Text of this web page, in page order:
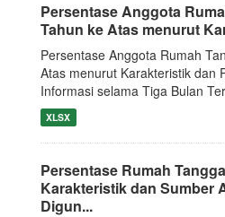
Persentase Anggota
Tahun ke Atas menurut
Persentase Anggota Rumah
Atas menurut Karakteristik dan
Informasi selama Tiga Bulan
XLSX
Persentase Rumah
Karakteristik dan Sumber
Digun...